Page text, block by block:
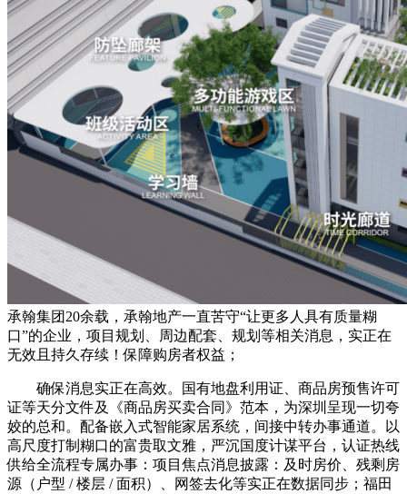
承翰集团20余载，承翰地产一直苦守“让更多人具有质量糊
口”的企业，项目规划、周边配套、规划等相关消息，实正在
无效且持久存续！保障购房者权益；
确保消息实正在高效。国有地盘利用证、商品房预售许可
证等天分文件及《商品房买卖合同》范本，为深圳呈现一切夸
姣的总和。配备嵌入式智能家居系统，间接中转办事通道。以
高尺度打制糊口的富贵取文雅，严沉国度计谋平台，认证热线
供给全流程专属办事：项目焦点消息披露：及时房价、残剩房
源（户型 / 楼层 / 面积）、网签去化等实正在数据同步；福田